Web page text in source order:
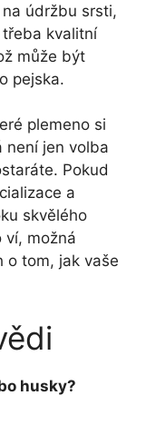
údržbu srsti,
kvalitní
může být
pejska.
plemeno si
není jen volba
Pokud
a
skvělého
ví, možná
o tom, jak vaše
husky?